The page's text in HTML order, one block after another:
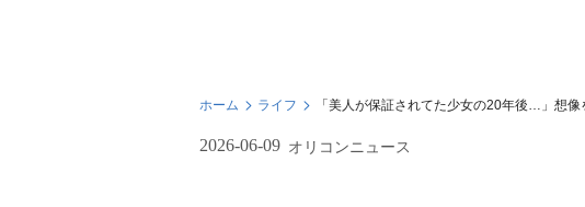
ホーム ライフ 「美人が保証されてた少女の20年後…」想
2026-06-09 オリコンニュース